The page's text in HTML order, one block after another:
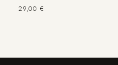
29,00 €